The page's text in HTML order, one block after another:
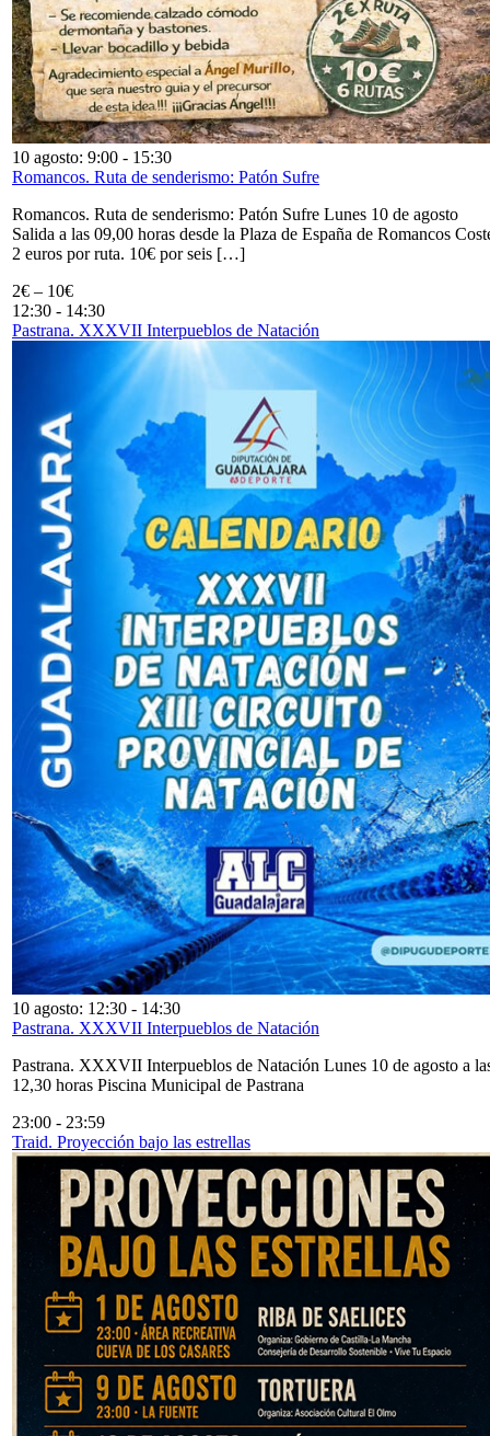
10 agosto: 9:00 - 15:30
Romancos. Ruta de senderismo: Patón Sufre
Romancos. Ruta de senderismo: Patón Sufre Lunes 10 de agosto
Salida a las 09,00 horas desde la Plaza de España de Romancos
2 euros por ruta. 10€ por seis […]
2€ – 10€
12:30 - 14:30
Pastrana. XXXVII Interpueblos de Natación
10 agosto: 12:30 - 14:30
Pastrana. XXXVII Interpueblos de Natación
Pastrana. XXXVII Interpueblos de Natación Lunes 10 de agosto a
12,30 horas Piscina Municipal de Pastrana
23:00 - 23:59
Traid. Proyección bajo las estrellas